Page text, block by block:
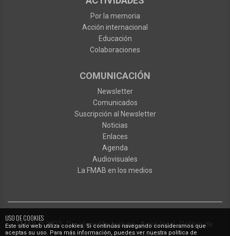
USO DE COOKIES
Este sitio web utiliza cookies. Si continúas navegando consideramos que
aceptas su uso. Para más información, puedes ver nuestra política de
Por la memoria
Acción internacional
Educación
Colaboraciones
COMUNICACIÓN
Newsletter
Comunicados
Suscripción al Newsletter
Noticias
Enlaces
Agenda
Audiovisuales
La FMAB en los medios
FMAB© 2023·Developed byIxotype·Aviso legal·Política de